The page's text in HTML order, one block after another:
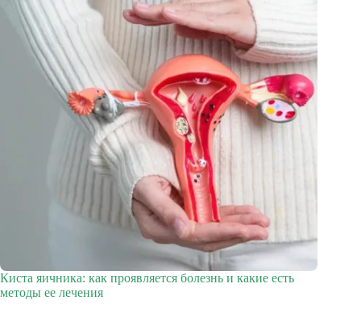
Киста яичника: как проявляется болезнь и какие есть
методы ее лечения